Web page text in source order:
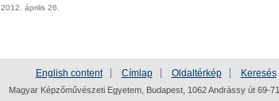
2012. április 26.
English content Címlap Oldaltérkép Keresés
Magyar Képzőművészeti Egyetem, Budapest, 1062 Andrássy út 69-